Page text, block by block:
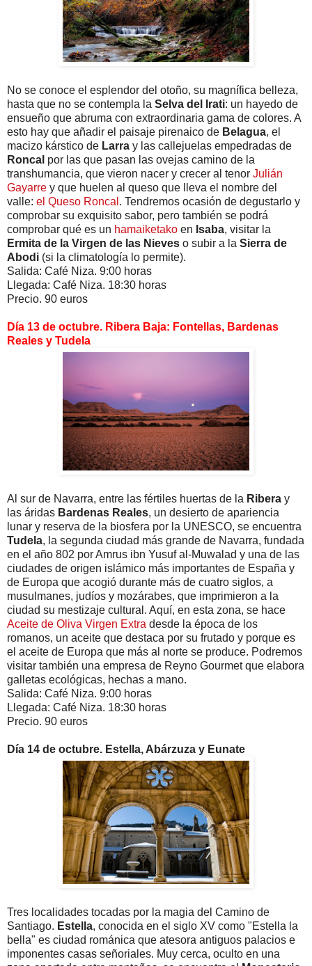
No se conoce el esplendor del otoño, su magnífica belleza,
hasta que no se contempla la Selva del Irati: un hayedo de
ensueño que abruma con extraordinaria gama de colores. A
esto hay que añadir el paisaje pirenaico de Belagua, el
macizo kárstico de Larra y las callejuelas empedradas de
Roncal por las que pasan las ovejas camino de la
transhumancia, que vieron nacer y crecer al tenor Julián
Gayarre y que huelen al queso que lleva el nombre del
valle: el Queso Roncal . Tendremos ocasión de degustarlo y
comprobar su exquisito sabor, pero también se podrá
comprobar qué es un hamaiketako en Isaba, visitar la
Ermita de la Virgen de las Nieves o subir a la Sierra de
Abodi (si la climatología lo permite).
Salida: Café Niza. 9:00 horas
Llegada: Café Niza. 18:30 horas
Precio. 90 euros
Día 13 de octubre. Ribera Baja: Fontellas, Bardenas
Reales y Tudela
Al sur de Navarra, entre las fértiles huertas de la Ribera y
las áridas Bardenas Reales, un desierto de apariencia
lunar y reserva de la biosfera por la UNESCO, se encuentra
Tudela, la segunda ciudad más grande de Navarra, fundada
en el año 802 por Amrus ibn Yusuf al-Muwalad y una de las
ciudades de origen islámico más importantes de España y
de Europa que acogió durante más de cuatro siglos, a
musulmanes, judíos y mozárabes, que imprimieron a la
ciudad su mestizaje cultural. Aquí, en esta zona, se hace
Aceite de Oliva Virgen Extra desde la época de los
romanos, un aceite que destaca por su frutado y porque es
el aceite de Europa que más al norte se produce. Podremos
visitar también una empresa de Reyno Gourmet que elabora
galletas ecológicas, hechas a mano.
Salida: Café Niza. 9:00 horas
Llegada: Café Niza. 18:30 horas
Precio. 90 euros
Día 14 de octubre. Estella, Abárzuza y Eunate
Tres localidades tocadas por la magia del Camino de
Santiago. Estella, conocida en el siglo XV como "Estella la
bella" es ciudad románica que atesora antiguos palacios e
imponentes casas señoriales. Muy cerca, oculto en una